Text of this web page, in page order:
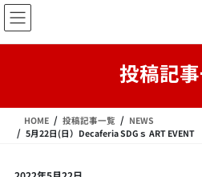
コ
ン
テ
ス
ナ
ビ
ゲ
ン
投稿記
HOME 投稿記事一覧
NEWS
5月22日(日）Decaferia SDGｓ ART EVENT